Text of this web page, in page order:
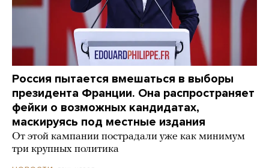
Россия пытается вмешаться в выборы
президента Франции. Она распространяет
фейки о возможных кандидатах,
маскируясь под местные издания
От этой кампании пострадали уже как минимум
три крупных политика